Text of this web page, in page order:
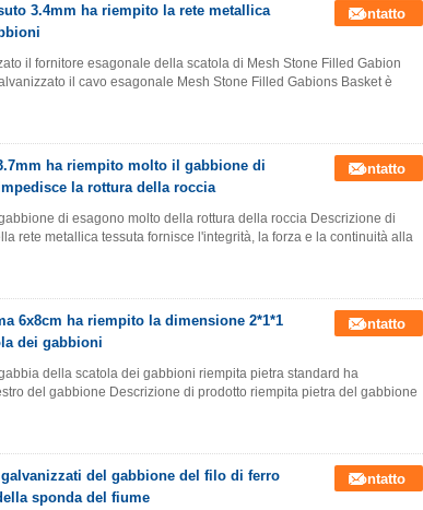
3.4mm ha riempito la rete metallica
Contatto
il fornitore esagonale della scatola di Mesh Stone Filled Gabion
il cavo esagonale Mesh Stone Filled Gabions Basket è
ha riempito molto il gabbione di
la rottura della roccia
Contatto
di esagono molto della rottura della roccia Descrizione di
rete metallica tessuta fornisce l'integrità, la forza e la continuità alla
6x8cm ha riempito la dimensione 2*1*1
dei gabbioni
Contatto
della scatola dei gabbioni riempita pietra standard ha
del gabbione Descrizione di prodotto riempita pietra del gabbione
del gabbione del filo di ferro
sponda del fiume
Contatto